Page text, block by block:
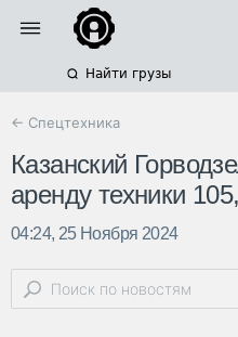
Найти грузы
← Спецтехника
Казанский
аренду техники
04:24, 25 Ноября 2024